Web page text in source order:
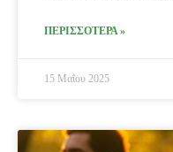
ΠΕΡΙΣΣΟΤΕΡΑ »
15 Μαΐου 2025